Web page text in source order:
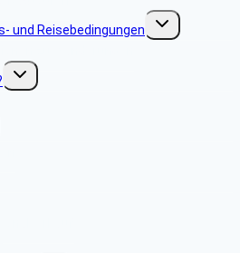
und ­Reisebedingungen
Untermenü
umschalten
Untermenü
umschalten